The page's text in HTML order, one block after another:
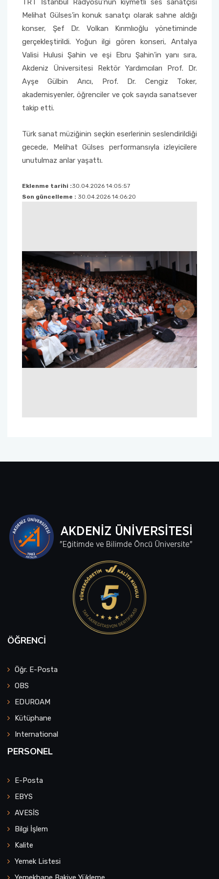
TRT İstanbul Radyosu’nun kıymetli ses sanatçısı
Melihat Gülses’in konuk sanatçı olarak sahne aldığı
konser, Şef Dr. Volkan Kırımlıoğlu yönetiminde
gerçekleştirildi. Yoğun ilgi gören konseri, Antalya
Valisi Hulusi Şahin ve eşi Ebru Şahin’in yanı sıra,
Akdeniz Üniversitesi Rektör Yardımcıları Prof. Dr.
Ayşe Gülbin Arıcı, Prof. Dr. Cengiz Toker,
akademisyenler, öğrenciler ve çok sayıda sanatsever
takip etti.
Türk sanat müziğinin seçkin eserlerinin seslendirildiği
gecede, Melihat Gülses performansıyla izleyicilere
unutulmaz anlar yaşattı.
Eklenme tarihi :30.04.2026 14:05:57
Son güncelleme : 30.04.2026 14:06:20
Previous Next
ÖĞRENCI
Öğr. E-Posta
OBS
EDUROAM
Kütüphane
International
PERSONEL
E-Posta
EBYS
AVESİS
Bilgi İşlem
Kalite
Yemek Listesi
2022-2026 Stratejik Planı
Faaliyet Raporları
Akademik Tören
İlahiyat Fakültesi
İletişim Fakültesi
Kemer Denizcilik Fakültesi
Kumluca Sağlık Bilimleri Fakültesi
Manavgat Turizm Fakültesi
Manavgat Yabancı Diller Fakültesi
Mimarlık Fakültesi
Serik İşletme Fakültesi
Spor Bilimleri Fakültesi
Su Ürünleri Fakültesi
Tıp Fakültesi
Turizm Fakültesi
Ziraat Fakültesi
Sağlık Hizmetleri MYO
Serik Gülsün Süleyman Süral MYO
Sosyal Bilimler MYO
Teknik Bilimler MYO
Yapı İşleri ve Teknik Daire Başkanlığı
Uluslararası İlişkiler Ofisi
Mezun Bilgi Sistemi
Sıkça Sorulan Sorular
Online Sağlık Hizmetleri Randevu Sistemi
Yönetim Sistemi)
Dış Kaynaklı Proje Takip Sistemi
AB Projeleri
TÜBİTAK Projeleri
Web of Science